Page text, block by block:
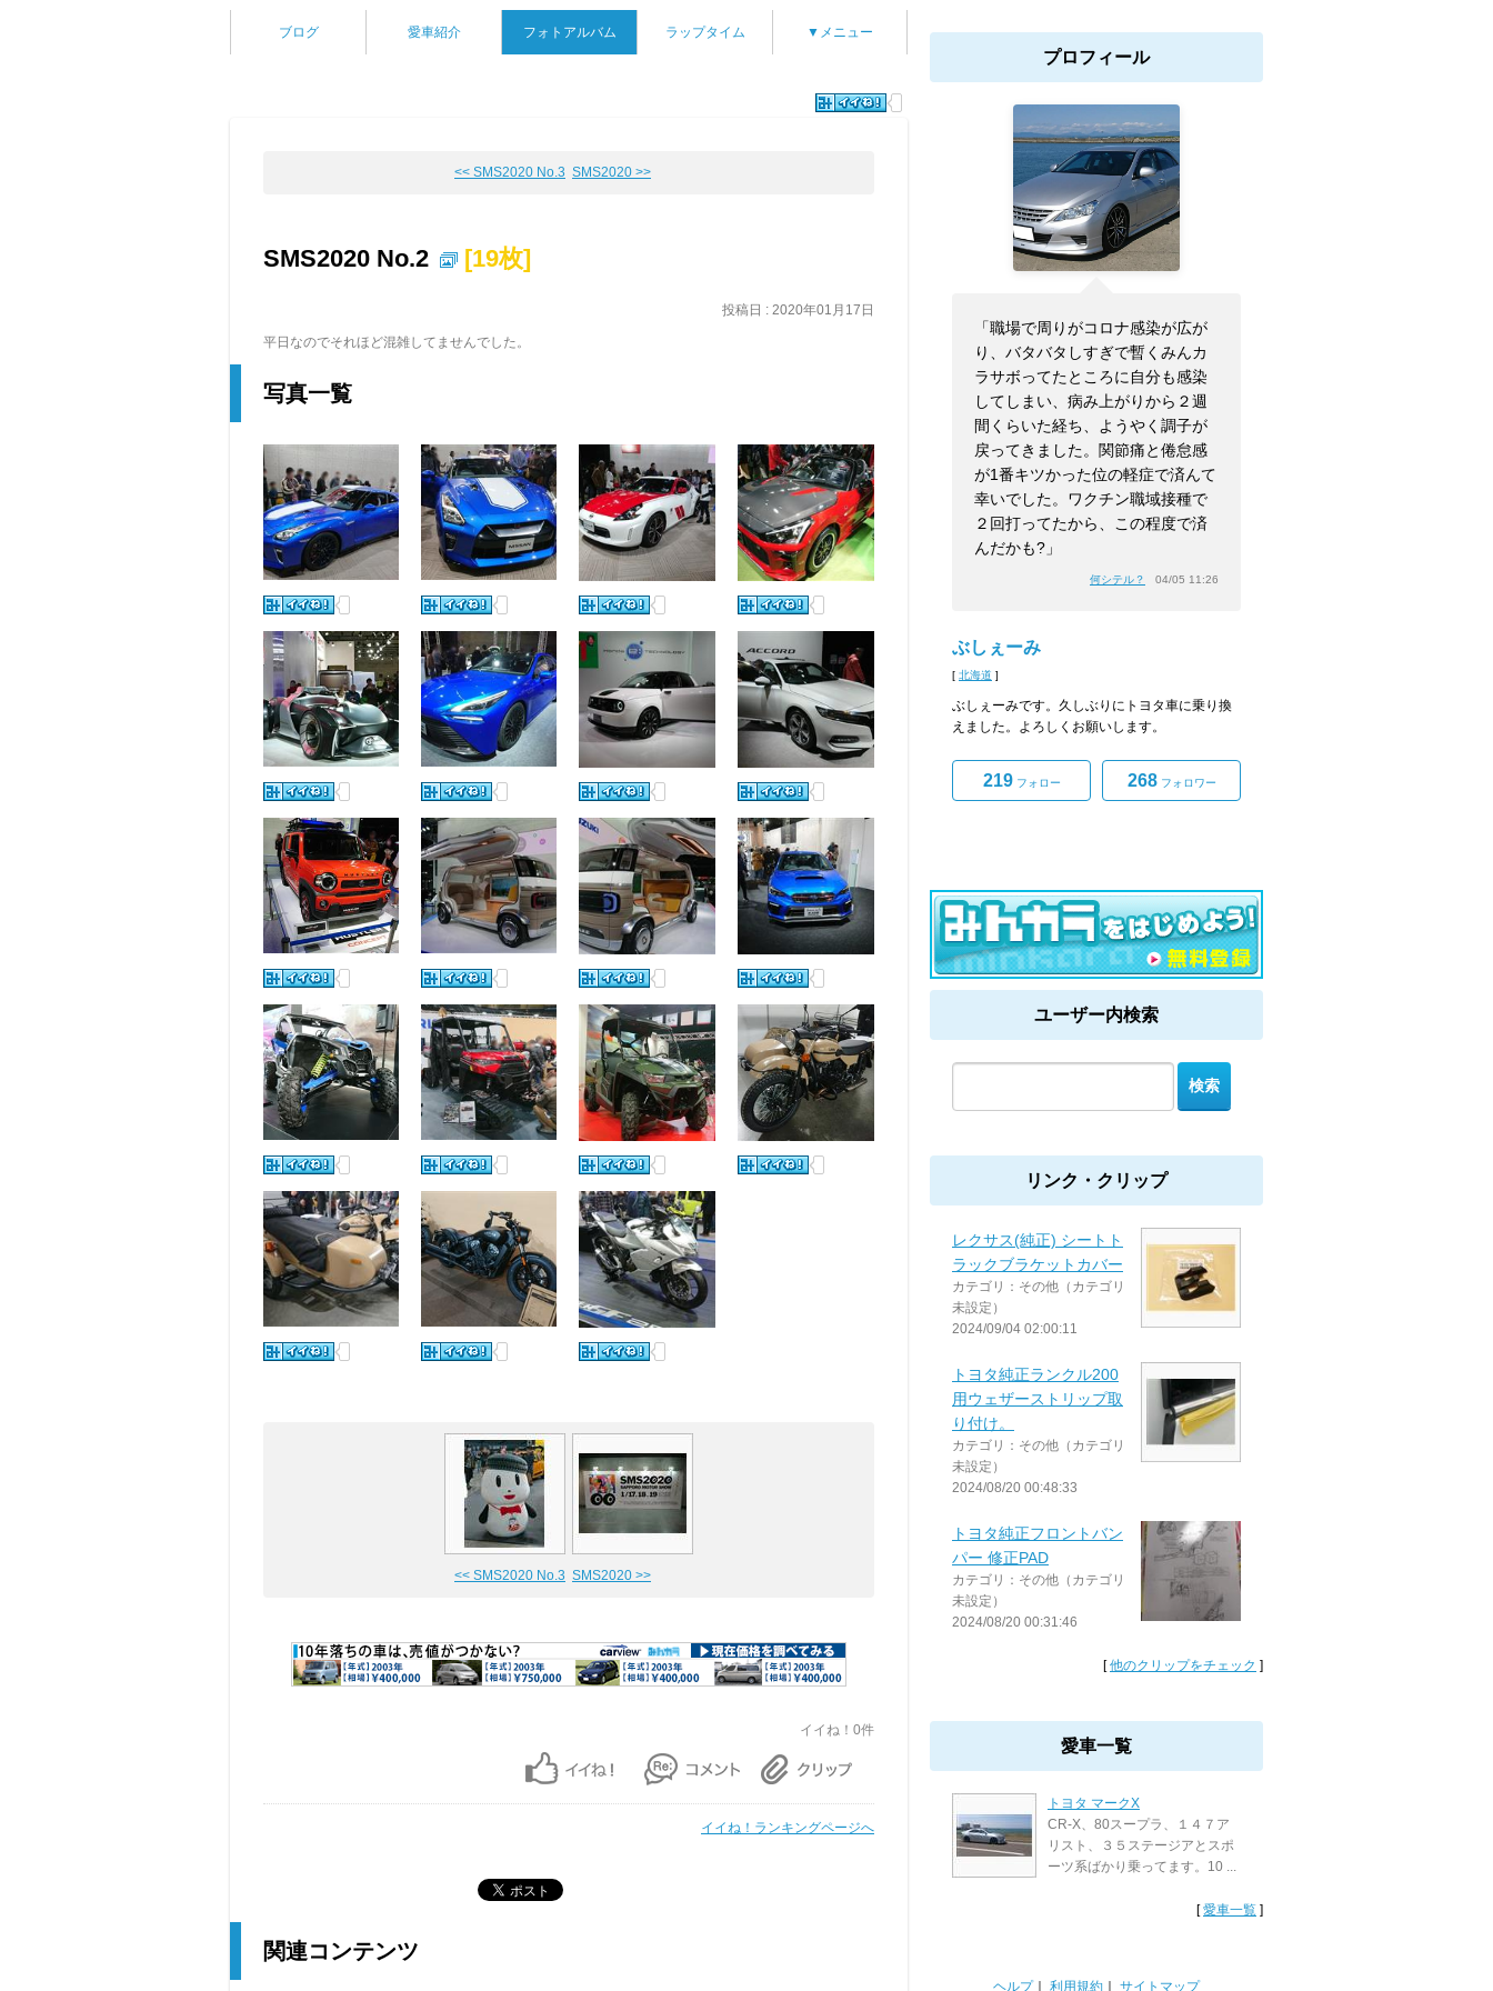
ブログ 愛車紹介 フォトアルバム ラップタイム ▼メニュー
<< SMS2020 No.3 SMS2020 >>
SMS2020 No.2 [19枚]
投稿日 : 2020年01月17日
平日なのでそれほど混雑してませんでした。
写真一覧
<< SMS2020 No.3 SMS2020 >>
イイね！0件
イイね！ランキングページへ
関連コンテンツ
プロフィール
「職場で周りがコロナ感染が広が
り、バタバタしすぎで暫くみんカ
ラサボってたところに自分も感染
してしまい、病み上がりから２週
間くらいた経ち、ようやく調子が
戻ってきました。関節痛と倦怠感
が1番キツかった位の軽症で済んて
幸いでした。ワクチン職域接種で
２回打ってたから、この程度で済
んだかも?」
何シテル？ 04/05 11:26
ぶしぇーみ
[ 北海道 ]
ぶしぇーみです。久しぶりにトヨタ車に乗り換
えました。よろしくお願いします。
219フォロー 268フォロワー
ユーザー内検索
リンク・クリップ
レクサス(純正) シートト
ラックブラケットカバー
カテゴリ：その他（カテゴリ
未設定）
2024/09/04 02:00:11
トヨタ純正ランクル200
用ウェザーストリップ取
り付け。
カテゴリ：その他（カテゴリ
未設定）
2024/08/20 00:48:33
トヨタ純正フロントバン
パー 修正PAD
カテゴリ：その他（カテゴリ
未設定）
2024/08/20 00:31:46
[他のクリップをチェック ]
愛車一覧
トヨタ マークX
CR-X、80スープラ、１４７ア
リスト、３５ステージアとスポ
ーツ系ばかり乗ってます。10 ...
[愛車一覧 ]
ヘルプ｜ 利用規約 サイトマップ